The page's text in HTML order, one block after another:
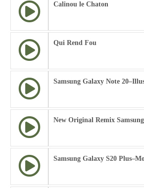
Calinou le Chaton
Qui Rend Fou
Samsung Galaxy Note
New Original Remix Samsung
Samsung Galaxy S20